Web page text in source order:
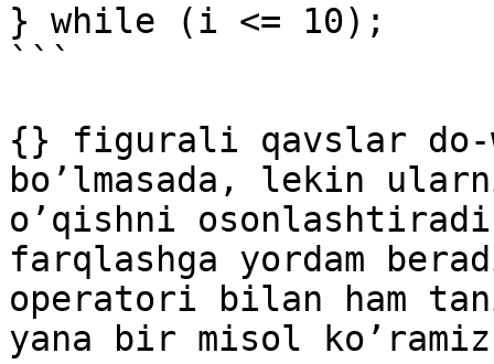
} while (i <= 10);
```
{} figurali qavslar
bo’lmasada, lekin
o’qishni
farqlashga yordam
operatori bilan ham
yana bir misol